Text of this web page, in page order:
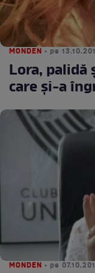
MONDEN • pe
Lora, palidă
care şi-a
MONDEN • pe